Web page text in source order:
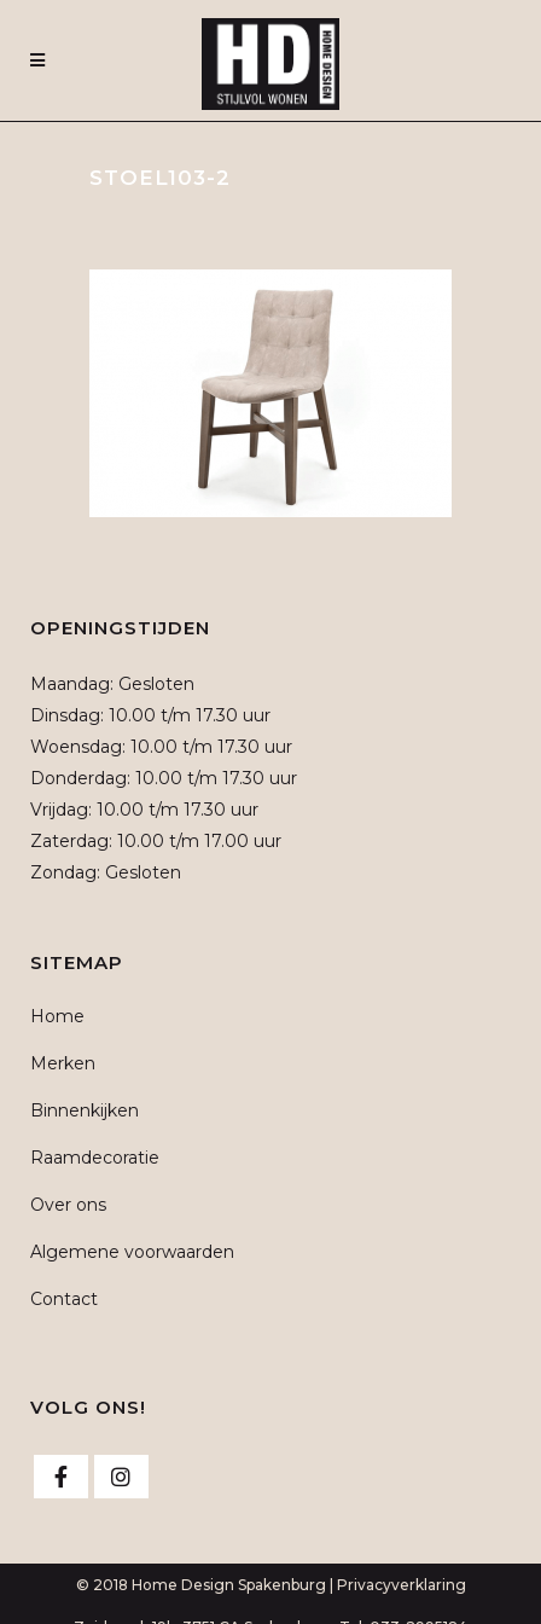
STOEL103-2
OPENINGSTIJDEN
Maandag: Gesloten
Dinsdag: 10.00 t/m 17.30 uur
Woensdag: 10.00 t/m 17.30 uur
Donderdag: 10.00 t/m 17.30 uur
Vrijdag: 10.00 t/m 17.30 uur
Zaterdag: 10.00 t/m 17.00 uur
Zondag: Gesloten
SITEMAP
Home
Merken
Binnenkijken
Raamdecoratie
Over ons
Algemene voorwaarden
Contact
VOLG ONS!
© 2018 Home Design Spakenburg | Privacyverklaring